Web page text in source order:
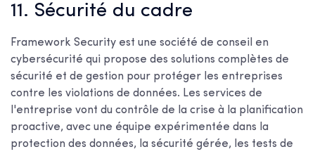
11. Sécurité du cadre
Framework Security est une société de conseil en
cybersécurité qui propose des solutions complètes de
sécurité et de gestion pour protéger les entreprises
contre les violations de données. Les services de
l'entreprise vont du contrôle de la crise à la planification
proactive, avec une équipe expérimentée dans la
protection des données, la sécurité gérée, les tests de